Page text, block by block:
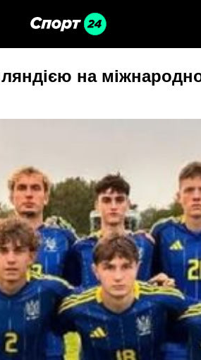
на